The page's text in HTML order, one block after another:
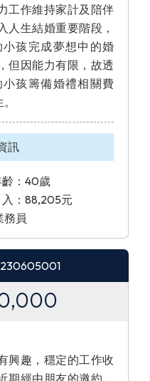
工作維持家計及陪伴
人生結婚重要階段，
孩完成夢想中的婚
但因能力有限，故透
孩籌備婚禮相關費
訊
齡：40歲
入：88,205元
務員
興趣，穩定的工作收
期經由朋友的邀約，